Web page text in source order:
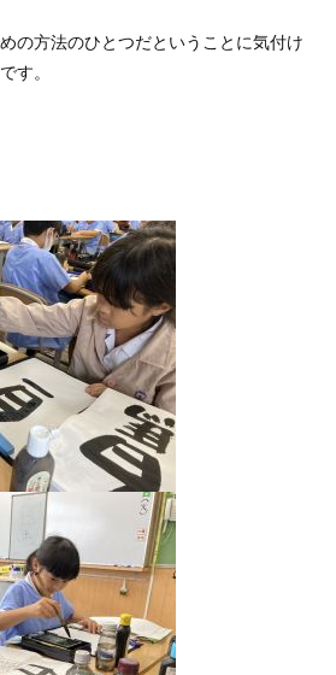
の方法のひとつだということに気付け
す。